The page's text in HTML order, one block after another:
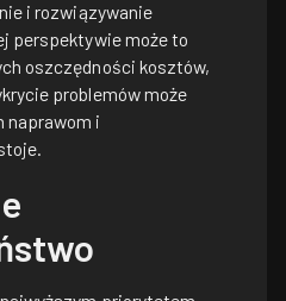
i rozwiązywanie
perspektywie może to
oszczędności kosztów,
problemów może
naprawom i